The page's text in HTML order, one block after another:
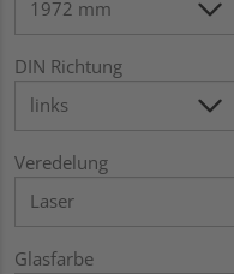
DIN Richtung
Veredelung
Glasfarbe